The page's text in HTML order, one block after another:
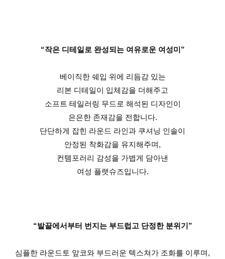
“작은 디테일로 완성되는 여유로운 여성미”
베이직한 쉐입 위에 리듬감 있는
리본 디테일이 입체감을 더해주고
소프트 테일러링 무드로 해석된 디자인이
은은한 존재감을 전합니다.
단단하게 잡힌 라운드 라인과 쿠셔닝 인솔이
안정된 착화감을 유지해주며,
컨템포러리 감성을 가볍게 담아낸
여성 플랫슈즈입니다.
“발끝에서부터 번지는 부드럽고 단정한 분위기”
심플한 라운드토 앞코와 부드러운 텍스쳐가 조화를 이루며,